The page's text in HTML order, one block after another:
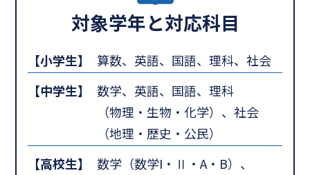
対象学年と対応科目
【小学生】
算数、英語、国語、理科、社会
【中学生】
数学、英語、国語、理科
（物理・生物・化学）、社会
（地理・歴史・公民）
【高校生】
数学（数学I・Ⅱ・A・B）、